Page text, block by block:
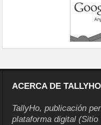
ACERCA DE TALLYHO
TallyHo, publicación
plataforma digital